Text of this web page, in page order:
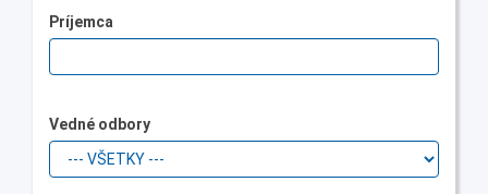
Príjemca
Vedné odbory